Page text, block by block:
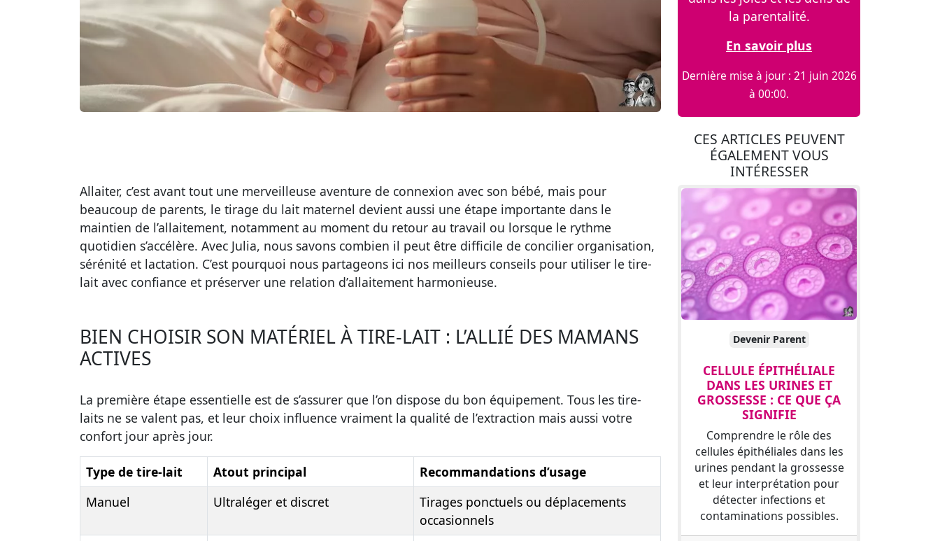
Allaiter, c’est avant tout une merveilleuse aventure de connexion avec son bébé, mais pour
beaucoup de parents, le tirage du lait maternel devient aussi une étape importante dans le
maintien de l’allaitement, notamment au moment du retour au travail ou lorsque le rythme
quotidien s’accélère. Avec Julia, nous savons combien il peut être difficile de concilier organisation,
sérénité et lactation. C’est pourquoi nous partageons ici nos meilleurs conseils pour utiliser le tire-
lait avec confiance et préserver une relation d’allaitement harmonieuse.
BIEN CHOISIR SON MATÉRIEL À TIRE-LAIT : L’ALLIÉ DES MAMANS
ACTIVES
La première étape essentielle est de s’assurer que l’on dispose du bon équipement. Tous les tire-
laits ne se valent pas, et leur choix influence vraiment la qualité de l’extraction mais aussi votre
confort jour après jour.
Type de tire-lait Atout principal
Recommandations d’usage
Manuel
Ultraléger et discret
Tirages ponctuels ou déplacements
occasionnels
la parentalité.
En savoir plus
Dernière mise à jour : 21 juin 2026
à 00:00.
CES ARTICLES PEUVENT
ÉGALEMENT VOUS
INTÉRESSER
Devenir Parent
CELLULE ÉPITHÉLIALE
DANS LES URINES ET
GROSSESSE : CE QUE ÇA
SIGNIFIE
Comprendre le rôle des
cellules épithéliales dans les
urines pendant la grossesse
et leur interprétation pour
détecter infections et
contaminations possibles.